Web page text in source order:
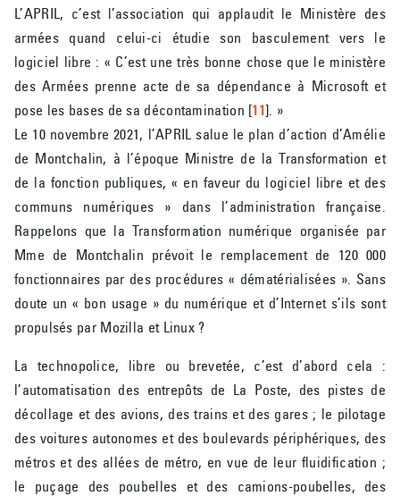
L’APRIL, c’est l’association qui applaudit le Ministère des
armées quand celui-ci étudie son basculement vers le
logiciel libre : « C’est une très bonne chose que le ministère
des Armées prenne acte de sa dépendance à Microsoft et
pose les bases de sa décontamination [11] . »
Le 10 novembre 2021, l’APRIL salue le plan d’action d’Amélie
de Montchalin, à l’époque Ministre de la Transformation et
de la fonction publiques, « en faveur du logiciel libre et des
communs numériques » dans l’administration française.
Rappelons que la Transformation numérique organisée par
Mme de Montchalin prévoit le remplacement de 120 000
fonctionnaires par des procédures « dématérialisées ». Sans
doute un « bon usage » du numérique et d’Internet s’ils sont
propulsés par Mozilla et Linux ?
La technopolice, libre ou brevetée, c’est d’abord cela :
l’automatisation des entrepôts de La Poste, des pistes de
décollage et des avions, des trains et des gares ; le pilotage
des voitures autonomes et des boulevards périphériques, des
métros et des allées de métro, en vue de leur fluidification ;
le puçage des poubelles et des camions-poubelles, des